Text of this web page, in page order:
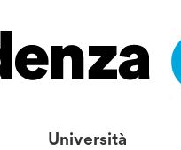
Università